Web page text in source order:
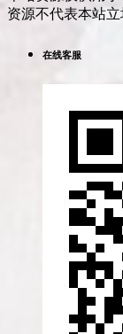
资源不代表本站
在线客服